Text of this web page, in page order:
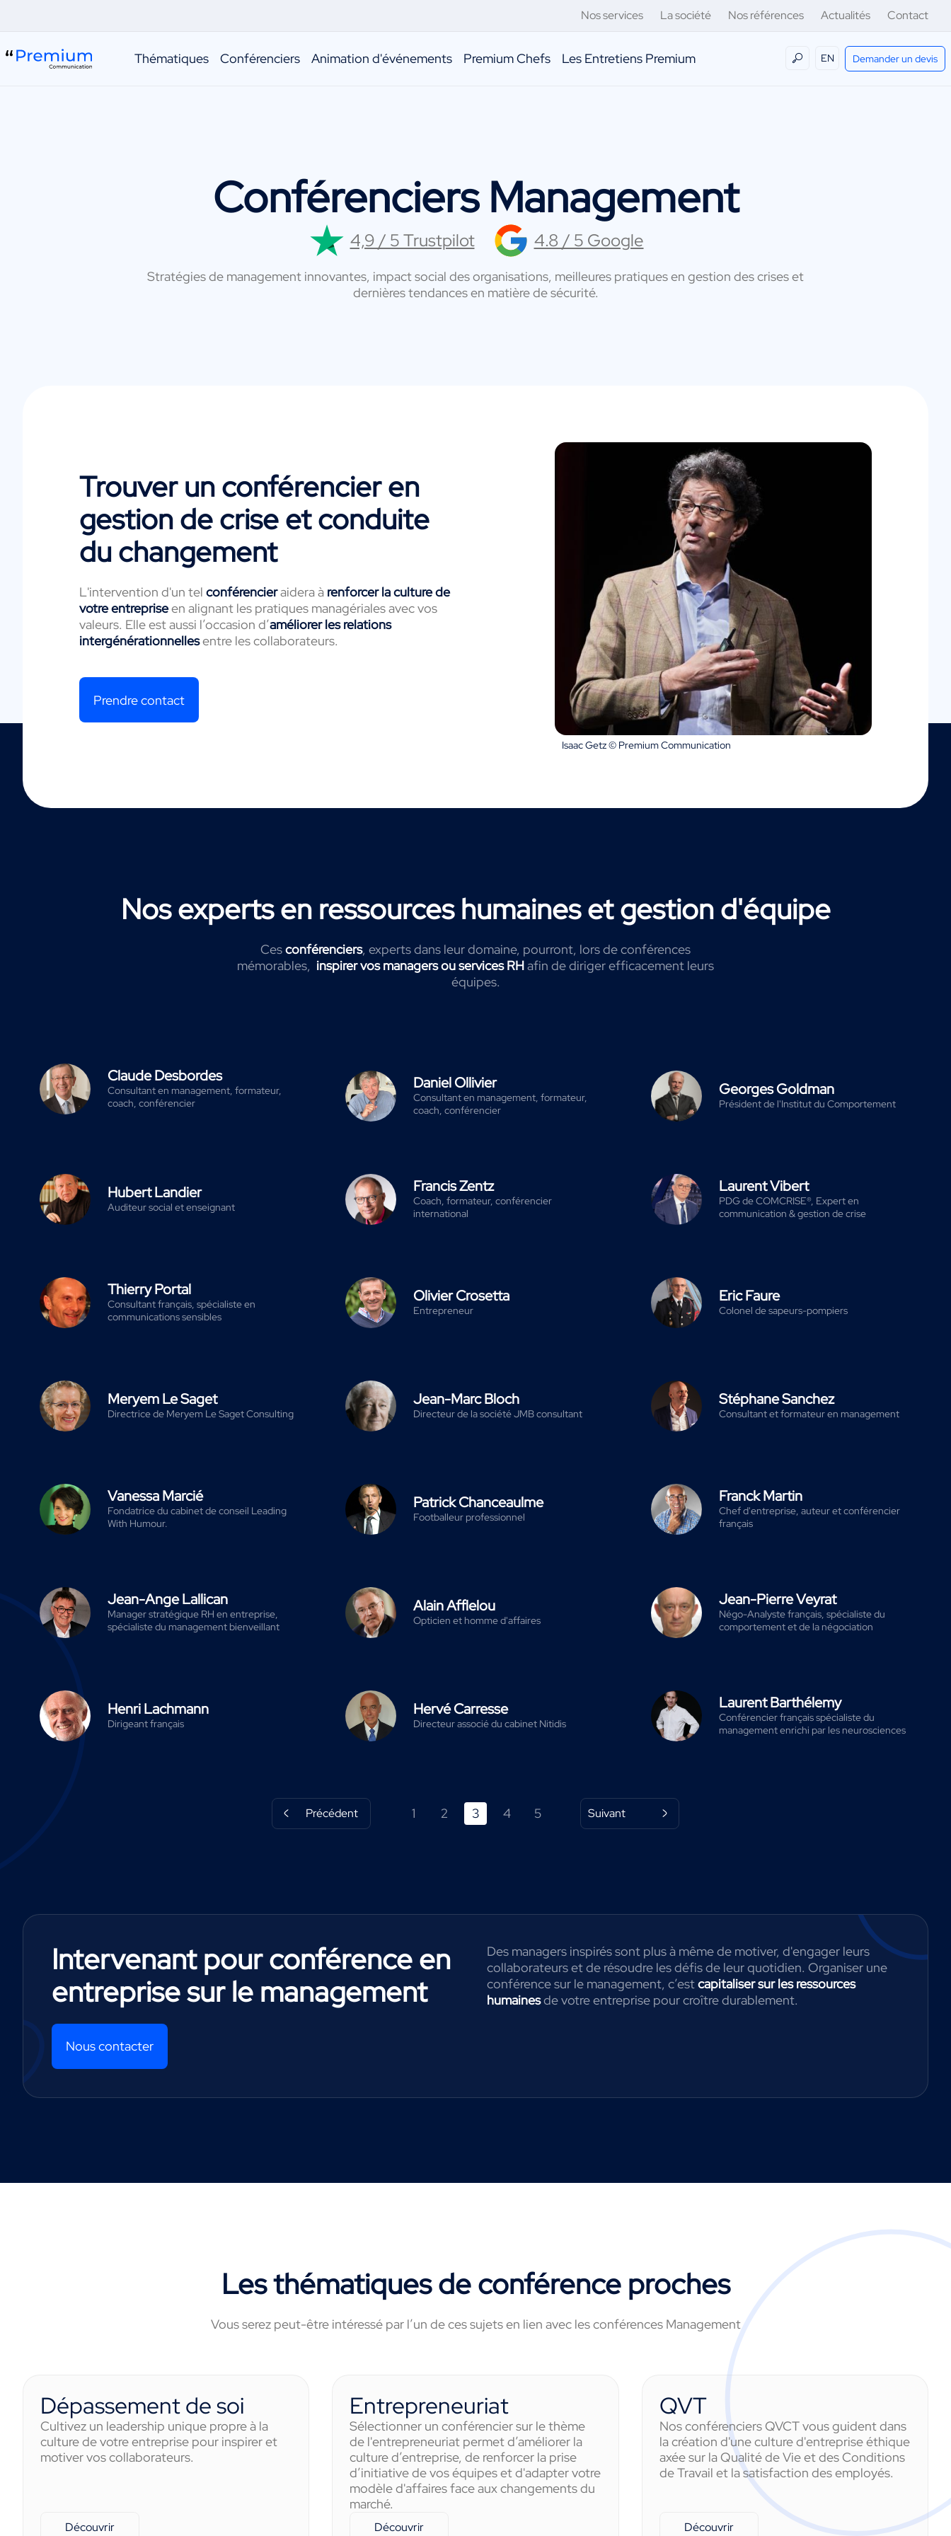
Nos services La société Nos références Actualités Contact
Thématiques Conférenciers Animation d'événements Premium Chefs Les Entretiens Premium EN Demander un devis
Conférenciers Management
4,9 / 5 Trustpilot 4.8 / 5 Google
Stratégies de management innovantes, impact social des organisations, meilleures pratiques en gestion des crises et
dernières tendances en matière de sécurité.
Isaac Getz © Premium Communication
Trouver un conférencier en
gestion de crise et conduite
du changement
L'intervention d'un tel conférencieraidera à renforcer la culture de
votre entrepriseen alignant les pratiques managériales avec vos
valeurs. Elle est aussi l’occasion d’améliorer les relations
intergénérationnellesentre les collaborateurs.
Prendre contact
Nos experts en ressources humaines et gestion d'équipe
Cesconférenciers, experts dans leur domaine, pourront, lors de conférences
mémorables, inspirer vos managers ou services RHafin de diriger efficacement leurs
équipes.
Claude Desbordes
Consultant en management, formateur,
coach, conférencier
Daniel Ollivier
Consultant en management, formateur,
coach, conférencier
Georges Goldman
Président de l'Institut du Comportement
Hubert Landier
Auditeur social et enseignant
Francis Zentz
Coach, formateur, conférencier
international
Laurent Vibert
PDG de COMCRISE®, Expert en
communication & gestion de crise
Thierry Portal
Consultant français, spécialiste en
communications sensibles
Olivier Crosetta
Entrepreneur
Eric Faure
Colonel de sapeurs-pompiers
Meryem Le Saget
Directrice de Meryem Le Saget Consulting
Jean-Marc Bloch
Directeur de la société JMB consultant
Stéphane Sanchez
Consultant et formateur en management
Vanessa Marcié
Fondatrice du cabinet de conseil Leading
With Humour.
Patrick Chanceaulme
Footballeur professionnel
Franck Martin
Chef d'entreprise, auteur et conférencier
français
Jean-Ange Lallican
Manager stratégique RH en entreprise,
spécialiste du management bienveillant
Alain Afflelou
Opticien et homme d'affaires
Jean-Pierre Veyrat
Négo-Analyste français, spécialiste du
comportement et de la négociation
Henri Lachmann
Dirigeant français
Hervé Carresse
Directeur associé du cabinet Nitidis
Laurent Barthélemy
Conférencier français spécialiste du
management enrichi par les neurosciences
Précédent 1 2 3 4 5 Suivant
Intervenant pour conférence en
entreprise sur le management
Nous contacter
Des managers inspirés sont plus à même de motiver, d'engager leurs
collaborateurs et de résoudre les défis de leur quotidien. Organiser une
conférence sur le management, c’estcapitaliser sur les ressources
humainesde votre entreprise pour croître durablement.
Les thématiques de conférence proches
Vous serez peut-être intéressé par l’un de ces sujets en lien avec les conférences Management
Dépassement de soi
Cultivez un leadership unique propre à la
culture de votre entreprise pour inspirer et
motiver vos collaborateurs.
Découvrir
Entrepreneuriat
Sélectionner un conférencier sur le thème
de l'entrepreneuriat permet d’améliorer la
culture d’entreprise, de renforcer la prise
d’initiative de vos équipes et d'adapter votre
modèle d'affaires face aux changements du
marché.
Découvrir
QVT
Nos conférenciers QVCT vous guident dans
la création d'une culture d'entreprise éthique
axée sur la Qualité de Vie et des Conditions
de Travail et la satisfaction des employés.
Découvrir